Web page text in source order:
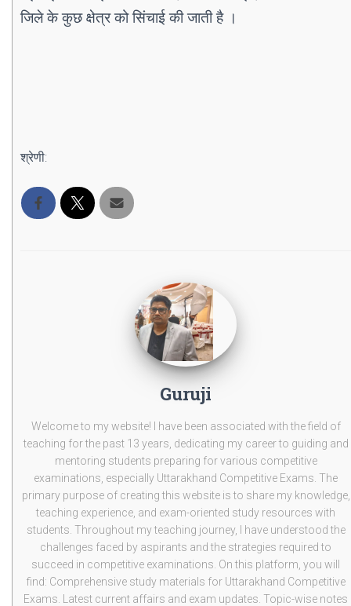
जिले के कुछ क्षेत्र को सिंचाई की जाती है ।
श्रेणी:
Guruji
Welcome to my website! I have been associated with the field of
teaching for the past 13 years, dedicating my career to guiding and
mentoring students preparing for various competitive
examinations, especially Uttarakhand Competitive Exams. The
primary purpose of creating this website is to share my knowledge,
teaching experience, and exam-oriented study resources with
students. Throughout my teaching journey, I have understood the
challenges faced by aspirants and the strategies required to
succeed in competitive examinations. On this platform, you will
find: Comprehensive study materials for Uttarakhand Competitive
Exams. Latest current affairs and exam updates. Topic-wise notes